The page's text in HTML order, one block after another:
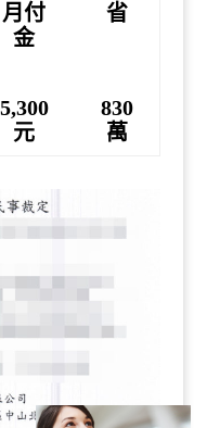
月付
金
省
5,300
元
830
萬